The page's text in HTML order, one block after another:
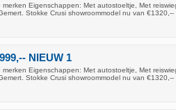
Eigenschappen: Met autostoeltje, Met
Stokke Crusi showroommodel nu van €1320,--
NIEUW 1
Eigenschappen: Met autostoeltje, Met
Stokke Crusi showroommodel nu van €1320,--